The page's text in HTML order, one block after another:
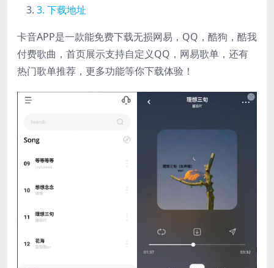
下载地址
卡音APP是一款能免费下载无损网易，QQ，酷狗，酷我
付费歌曲，首页展示支持自定义QQ，网易歌单，还有
热门歌单推荐，更多功能等你下载体验！